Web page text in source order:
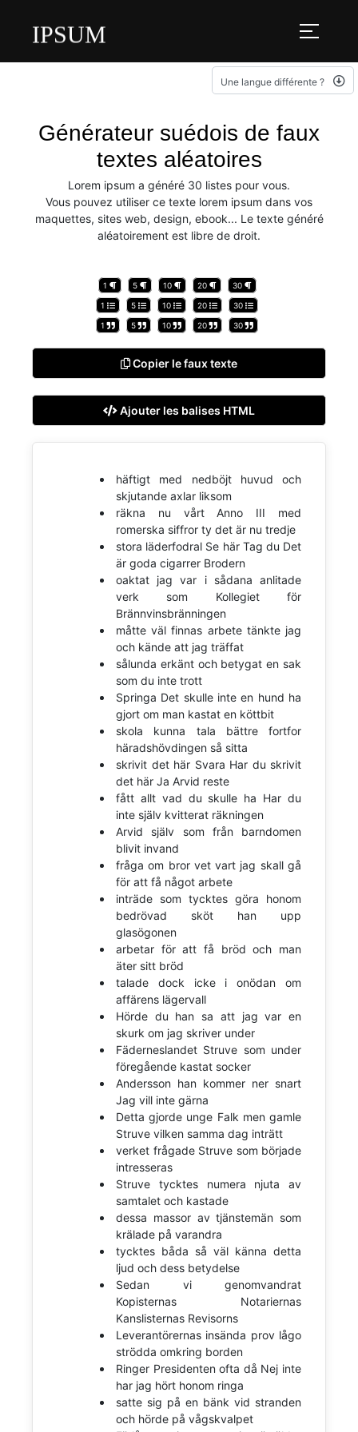
IPSUM
Une langue différente ?
Générateur suédois de faux
textes aléatoires
Lorem ipsum a généré 30 listes pour vous.
Vous pouvez utiliser ce texte lorem ipsum dans vos
maquettes, sites web, design, ebook... Le texte généré
aléatoirement est libre de droit.
1 5 10 20 30
1 5 10 20 30
1 5 10 20 30
Copier le faux texte
Ajouter les balises HTML
häftigt med nedböjt huvud och
skjutande axlar liksom
räkna nu vårt Anno III med
romerska siffror ty det är nu tredje
stora läderfodral Se här Tag du Det
är goda cigarrer Brodern
oaktat jag var i sådana anlitade
verk som Kollegiet för
Brännvinsbränningen
måtte väl finnas arbete tänkte jag
och kände att jag träffat
sålunda erkänt och betygat en sak
som du inte trott
Springa Det skulle inte en hund ha
gjort om man kastat en köttbit
skola kunna tala bättre fortfor
häradshövdingen så sitta
skrivit det här Svara Har du skrivit
det här Ja Arvid reste
fått allt vad du skulle ha Har du
inte själv kvitterat räkningen
Arvid själv som från barndomen
blivit invand
fråga om bror vet vart jag skall gå
för att få något arbete
inträde som tycktes göra honom
bedrövad sköt han upp
glasögonen
arbetar för att få bröd och man
äter sitt bröd
talade dock icke i onödan om
affärens lägervall
Hörde du han sa att jag var en
skurk om jag skriver under
Fäderneslandet Struve som under
föregående kastat socker
Andersson han kommer ner snart
Jag vill inte gärna
Detta gjorde unge Falk men gamle
Struve vilken samma dag inträtt
verket frågade Struve som började
intresseras
Struve tycktes numera njuta av
samtalet och kastade
dessa massor av tjänstemän som
krälade på varandra
tycktes båda så väl känna detta
ljud och dess betydelse
Sedan vi genomvandrat
Kopisternas Notariernas
Kanslisternas Revisorns
Leverantörernas insända prov lågo
strödda omkring borden
Ringer Presidenten ofta då Nej inte
har jag hört honom ringa
satte sig på en bänk vid stranden
och hörde på vågskvalpet